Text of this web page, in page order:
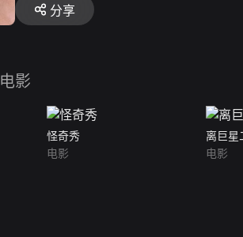
迪·艾伦共同主演了电影《爱情外一章》。
佳女主角，并且获得了当年金球奖最佳音乐
分享
电影
怪奇秀
电影
离巨星
电影